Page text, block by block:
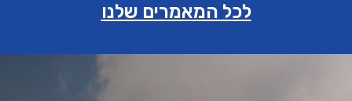
לכל המאמרים שלנו